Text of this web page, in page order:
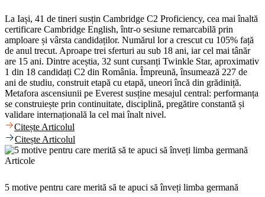
La Iași, 41 de tineri susțin Cambridge C2 Proficiency, cea mai înaltă
certificare Cambridge English, într-o sesiune remarcabilă prin
amploare și vârsta candidaților. Numărul lor a crescut cu 105% față
de anul trecut. Aproape trei sferturi au sub 18 ani, iar cel mai tânăr
are 15 ani. Dintre aceștia, 32 sunt cursanți Twinkle Star, aproximativ
1 din 18 candidați C2 din România. Împreună, însumează 227 de
ani de studiu, construit etapă cu etapă, uneori încă din grădiniță.
Metafora ascensiunii pe Everest susține mesajul central: performanța
se construiește prin continuitate, disciplină, pregătire constantă și
validare internațională la cel mai înalt nivel.
Citește Articolul
Citește Articolul
Articole
5 motive pentru care merită să te apuci să înveți limba germană